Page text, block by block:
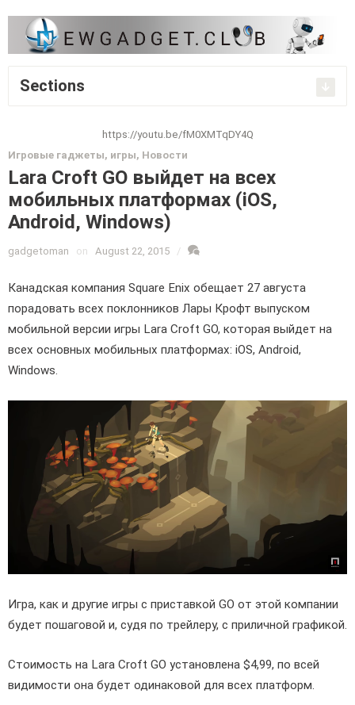
Sections
https://youtu.be/fM0XMTqDY4Q
Игровые гаджеты, игры, Новости
Lara Croft GO выйдет на всех
мобильных платформах (iOS,
Android, Windows)
gadgetoman on August 22, 2015 /
Канадская компания Square Enix обещает 27 августа
порадовать всех поклонников Лары Крофт выпуском
мобильной версии игры Lara Croft GO, которая выйдет на
всех основных мобильных платформах: iOS, Android,
Windows.
Игра, как и другие игры с приставкой GO от этой компании
будет пошаговой и, судя по трейлеру, с приличной графикой.
Стоимость на Lara Croft GO установлена $4,99, по всей
видимости она будет одинаковой для всех платформ.